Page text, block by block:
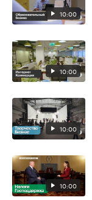
10:00
10:00
10:00
10:00